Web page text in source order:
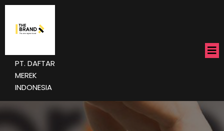
PT. DAFTAR
MEREK
INDONESIA